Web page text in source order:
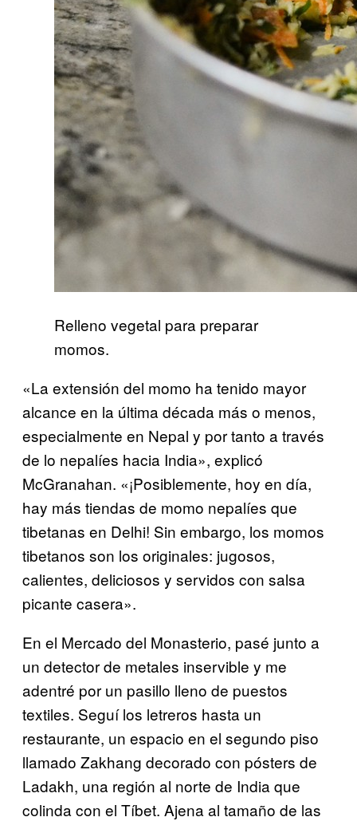
Relleno vegetal para preparar
momos.
«La extensión del momo ha tenido mayor
alcance en la última década más o menos,
especialmente en Nepal y por tanto a través
de lo nepalíes hacia India», explicó
McGranahan. «¡Posiblemente, hoy en día,
hay más tiendas de momo nepalíes que
tibetanas en Delhi! Sin embargo, los momos
tibetanos son los originales: jugosos,
calientes, deliciosos y servidos con salsa
picante casera».
En el Mercado del Monasterio, pasé junto a
un detector de metales inservible y me
adentré por un pasillo lleno de puestos
textiles. Seguí los letreros hasta un
restaurante, un espacio en el segundo piso
llamado Zakhang decorado con pósters de
Ladakh, una región al norte de India que
colinda con el Tíbet. Ajena al tamaño de las